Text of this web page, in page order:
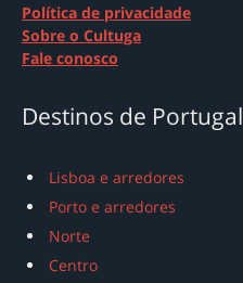
Política de privacidade
Sobre o Cultuga
Fale conosco
Destinos de Portugal
Lisboa e arredores
Porto e arredores
Norte
Centro